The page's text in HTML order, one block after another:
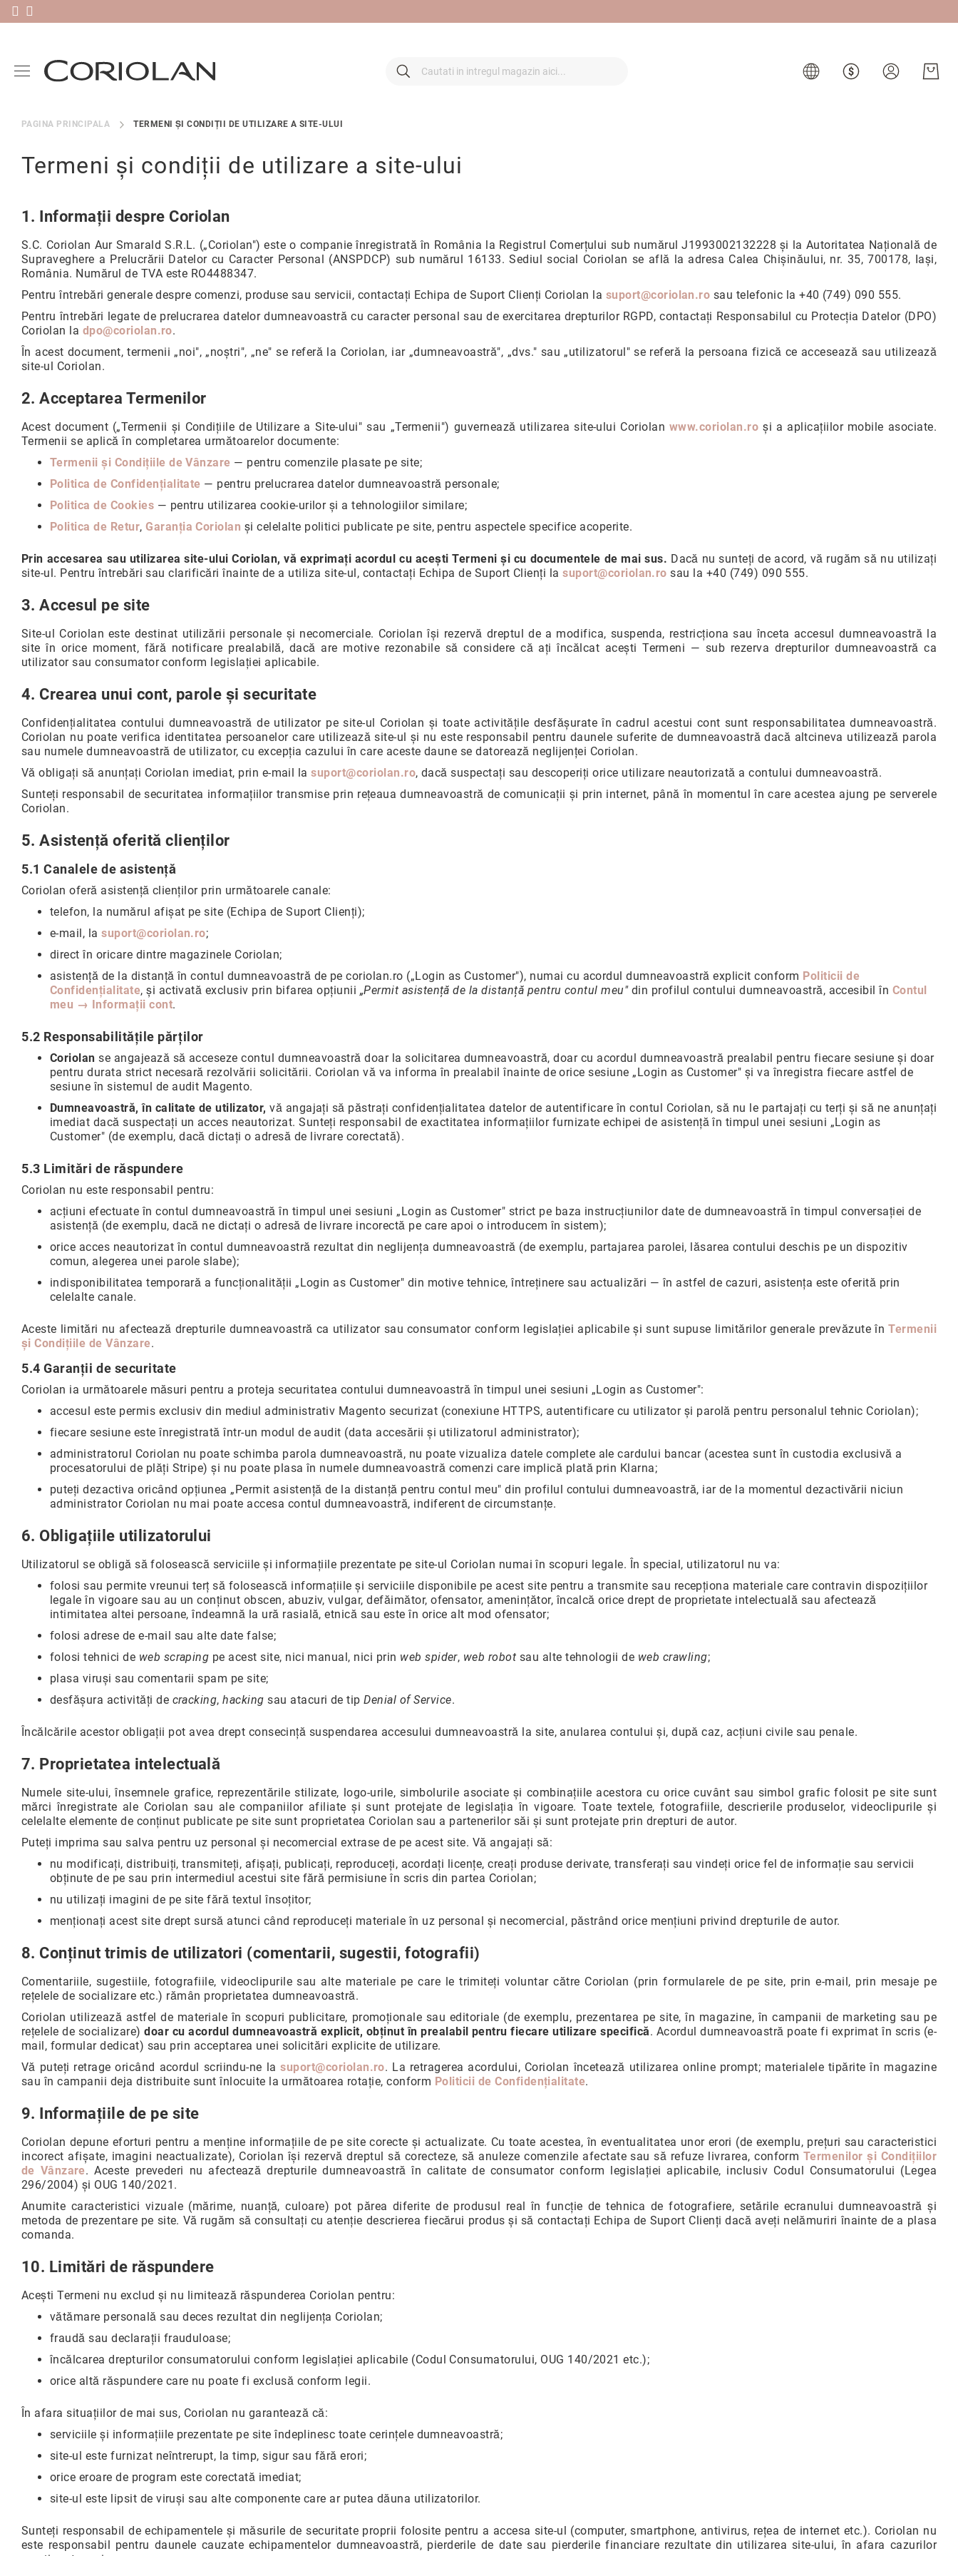
Cautare
Cautare
N
u
V
ri
g
h
e
t
e
I
n
e
e
e
l
ij
u
e
i
+40
(749)
555
Magazine
Coriolan
Live
Shopping
Reselleri
C
ti
&
c
PAGINA PRINCIPALA TERMENI ȘI CONDIȚII DE UTILIZARE A SITE-ULUI
Termeni și condiții de utilizare a site-ului
1. Informații despre Coriolan
S.C. Coriolan Aur Smarald S.R.L. („Coriolan") este o companie înregistrată în România la Registrul Comerțului sub numărul J1993002132228 și la Autoritatea Națională de
Supraveghere a Prelucrării Datelor cu Caracter Personal (ANSPDCP) sub numărul 16133. Sediul social Coriolan se află la adresa Calea Chișinăului, nr. 35, 700178, Iași,
România. Numărul de TVA este RO4488347.
Pentru întrebări generale despre comenzi, produse sau servicii, contactați Echipa de Suport Clienți Coriolan la suport@coriolan.ro sau telefonic la +40 (749) 090 555.
Pentru întrebări legate de prelucrarea datelor dumneavoastră cu caracter personal sau de exercitarea drepturilor RGPD, contactați Responsabilul cu Protecția Datelor (DPO)
Coriolan la dpo@coriolan.ro.
În acest document, termenii „noi", „noștri", „ne" se referă la Coriolan, iar „dumneavoastră", „dvs." sau „utilizatorul" se referă la persoana fizică ce accesează sau utilizează
site-ul Coriolan.
2. Acceptarea Termenilor
Acest document („Termenii și Condițiile de Utilizare a Site-ului" sau „Termenii") guvernează utilizarea site-ului Coriolan www.coriolan.ro și a aplicațiilor mobile asociate.
Termenii se aplică în completarea următoarelor documente:
Termenii și Condițiile de Vânzare — pentru comenzile plasate pe site;
Politica de Confidențialitate — pentru prelucrarea datelor dumneavoastră personale;
Politica de Cookies — pentru utilizarea cookie-urilor și a tehnologiilor similare;
Politica de Retur,Garanția Coriolan și celelalte politici publicate pe site, pentru aspectele specifice acoperite.
Prin accesarea sau utilizarea site-ului Coriolan, vă exprimați acordul cu acești Termeni și cu documentele de mai sus. Dacă nu sunteți de acord, vă rugăm să nu utilizați
site-ul. Pentru întrebări sau clarificări înainte de a utiliza site-ul, contactați Echipa de Suport Clienți lasuport@coriolan.ro sau la +40 (749) 090 555.
3. Accesul pe site
Site-ul Coriolan este destinat utilizării personale și necomerciale. Coriolan își rezervă dreptul de a modifica, suspenda, restricționa sau înceta accesul dumneavoastră la
site în orice moment, fără notificare prealabilă, dacă are motive rezonabile să considere că ați încălcat acești Termeni — sub rezerva drepturilor dumneavoastră ca
utilizator sau consumator conform legislației aplicabile.
4. Crearea unui cont, parole și securitate
Confidențialitatea contului dumneavoastră de utilizator pe site-ul Coriolan și toate activitățile desfășurate în cadrul acestui cont sunt responsabilitatea dumneavoastră.
Coriolan nu poate verifica identitatea persoanelor care utilizează site-ul și nu este responsabil pentru daunele suferite de dumneavoastră dacă altcineva utilizează parola
sau numele dumneavoastră de utilizator, cu excepția cazului în care aceste daune se datorează neglijenței Coriolan.
Vă obligați să anunțați Coriolan imediat, prin e-mail lasuport@coriolan.ro, dacă suspectați sau descoperiți orice utilizare neautorizată a contului dumneavoastră.
Sunteți responsabil de securitatea informațiilor transmise prin rețeaua dumneavoastră de comunicații și prin internet, până în momentul în care acestea ajung pe serverele
Coriolan.
5. Asistență oferită clienților
5.1 Canalele de asistență
Coriolan oferă asistență clienților prin următoarele canale:
telefon, la numărul afișat pe site (Echipa de Suport Clienți);
e-mail, lasuport@coriolan.ro;
direct în oricare dintre magazinele Coriolan;
asistență de la distanță în contul dumneavoastră de pe coriolan.ro („Login as Customer"), numai cu acordul dumneavoastră explicit conform Politicii de
Confidențialitate, și activată exclusiv prin bifarea opțiunii „Permit asistență de la distanță pentru contul meu"din profilul contului dumneavoastră, accesibil în Contul
meu → Informații cont.
5.2 Responsabilitățile părților
Coriolan se angajează să acceseze contul dumneavoastră doar la solicitarea dumneavoastră, doar cu acordul dumneavoastră prealabil pentru fiecare sesiune și doar
pentru durata strict necesară rezolvării solicitării. Coriolan vă va informa în prealabil înainte de orice sesiune „Login as Customer" și va înregistra fiecare astfel de
sesiune în sistemul de audit Magento.
Dumneavoastră, în calitate de utilizator, vă angajați să păstrați confidențialitatea datelor de autentificare în contul Coriolan, să nu le partajați cu terți și să ne anunțați
imediat dacă suspectați un acces neautorizat. Sunteți responsabil de exactitatea informațiilor furnizate echipei de asistență în timpul unei sesiuni „Login as
Customer" (de exemplu, dacă dictați o adresă de livrare corectată).
5.3 Limitări de răspundere
Coriolan nu este responsabil pentru:
acțiuni efectuate în contul dumneavoastră în timpul unei sesiuni „Login as Customer" strict pe baza instrucțiunilor date de dumneavoastră în timpul conversației de
asistență (de exemplu, dacă ne dictați o adresă de livrare incorectă pe care apoi o introducem în sistem);
orice acces neautorizat în contul dumneavoastră rezultat din neglijența dumneavoastră (de exemplu, partajarea parolei, lăsarea contului deschis pe un dispozitiv
comun, alegerea unei parole slabe);
indisponibilitatea temporară a funcționalității „Login as Customer" din motive tehnice, întreținere sau actualizări — în astfel de cazuri, asistența este oferită prin
celelalte canale.
Aceste limitări nu afectează drepturile dumneavoastră ca utilizator sau consumator conform legislației aplicabile și sunt supuse limitărilor generale prevăzute înTermenii
și Condițiile de Vânzare.
5.4 Garanții de securitate
Coriolan ia următoarele măsuri pentru a proteja securitatea contului dumneavoastră în timpul unei sesiuni „Login as Customer":
accesul este permis exclusiv din mediul administrativ Magento securizat (conexiune HTTPS, autentificare cu utilizator și parolă pentru personalul tehnic Coriolan);
fiecare sesiune este înregistrată într-un modul de audit (data accesării și utilizatorul administrator);
administratorul Coriolan nu poate schimba parola dumneavoastră, nu poate vizualiza datele complete ale cardului bancar (acestea sunt în custodia exclusivă a
procesatorului de plăți Stripe) și nu poate plasa în numele dumneavoastră comenzi care implică plată prin Klarna;
puteți dezactiva oricând opțiunea „Permit asistență de la distanță pentru contul meu" din profilul contului dumneavoastră, iar de la momentul dezactivării niciun
administrator Coriolan nu mai poate accesa contul dumneavoastră, indiferent de circumstanțe.
6. Obligațiile utilizatorului
Utilizatorul se obligă să folosească serviciile și informațiile prezentate pe site-ul Coriolan numai în scopuri legale. În special, utilizatorul nu va:
folosi sau permite vreunui terț să folosească informațiile și serviciile disponibile pe acest site pentru a transmite sau recepționa materiale care contravin dispozițiilor
legale în vigoare sau au un conținut obscen, abuziv, vulgar, defăimător, ofensator, amenințător, încalcă orice drept de proprietate intelectuală sau afectează
intimitatea altei persoane, îndeamnă la ură rasială, etnică sau este în orice alt mod ofensator;
folosi adrese de e-mail sau alte date false;
folosi tehnici de web scraping pe acest site, nici manual, nici prin web spider, web robot sau alte tehnologii de web crawling;
plasa viruși sau comentarii spam pe site;
desfășura activități de cracking,hacking sau atacuri de tipDenial of Service.
Încălcările acestor obligații pot avea drept consecință suspendarea accesului dumneavoastră la site, anularea contului și, după caz, acțiuni civile sau penale.
7. Proprietatea intelectuală
Numele site-ului, însemnele grafice, reprezentările stilizate, logo-urile, simbolurile asociate și combinațiile acestora cu orice cuvânt sau simbol grafic folosit pe site sunt
mărci înregistrate ale Coriolan sau ale companiilor afiliate și sunt protejate de legislația în vigoare. Toate textele, fotografiile, descrierile produselor, videoclipurile și
celelalte elemente de conținut publicate pe site sunt proprietatea Coriolan sau a partenerilor săi și sunt protejate prin drepturi de autor.
Puteți imprima sau salva pentru uz personal și necomercial extrase de pe acest site. Vă angajați să:
nu modificați, distribuiți, transmiteți, afișați, publicați, reproduceți, acordați licențe, creați produse derivate, transferați sau vindeți orice fel de informație sau servicii
obținute de pe sau prin intermediul acestui site fără permisiune în scris din partea Coriolan;
nu utilizați imagini de pe site fără textul însoțitor;
menționați acest site drept sursă atunci când reproduceți materiale în uz personal și necomercial, păstrând orice mențiuni privind drepturile de autor.
8. Conținut trimis de utilizatori (comentarii, sugestii, fotografii)
Comentariile, sugestiile, fotografiile, videoclipurile sau alte materiale pe care le trimiteți voluntar către Coriolan (prin formularele de pe site, prin e-mail, prin mesaje pe
rețelele de socializare etc.) rămân proprietatea dumneavoastră.
Coriolan utilizează astfel de materiale în scopuri publicitare, promoționale sau editoriale (de exemplu, prezentarea pe site, în magazine, în campanii de marketing sau pe
rețelele de socializare)doar cu acordul dumneavoastră explicit, obținut în prealabil pentru fiecare utilizare specifică. Acordul dumneavoastră poate fi exprimat în scris (e-
mail, formular dedicat) sau prin acceptarea unei solicitări explicite de utilizare.
Vă puteți retrage oricând acordul scriindu-ne lasuport@coriolan.ro. La retragerea acordului, Coriolan încetează utilizarea online prompt; materialele tipărite în magazine
sau în campanii deja distribuite sunt înlocuite la următoarea rotație, conform Politicii de Confidențialitate.
9. Informațiile de pe site
Coriolan depune eforturi pentru a menține informațiile de pe site corecte și actualizate. Cu toate acestea, în eventualitatea unor erori (de exemplu, prețuri sau caracteristici
incorect afișate, imagini neactualizate), Coriolan își rezervă dreptul să corecteze, să anuleze comenzile afectate sau să refuze livrarea, conform Termenilor și Condițiilor
de Vânzare. Aceste prevederi nu afectează drepturile dumneavoastră în calitate de consumator conform legislației aplicabile, inclusiv Codul Consumatorului (Legea
296/2004) și OUG 140/2021.
Anumite caracteristici vizuale (mărime, nuanță, culoare) pot părea diferite de produsul real în funcție de tehnica de fotografiere, setările ecranului dumneavoastră și
metoda de prezentare pe site. Vă rugăm să consultați cu atenție descrierea fiecărui produs și să contactați Echipa de Suport Clienți dacă aveți nelămuriri înainte de a plasa
comanda.
10. Limitări de răspundere
Acești Termeni nu exclud și nu limitează răspunderea Coriolan pentru:
vătămare personală sau deces rezultat din neglijența Coriolan;
fraudă sau declarații frauduloase;
încălcarea drepturilor consumatorului conform legislației aplicabile (Codul Consumatorului, OUG 140/2021 etc.);
orice altă răspundere care nu poate fi exclusă conform legii.
În afara situațiilor de mai sus, Coriolan nu garantează că:
serviciile și informațiile prezentate pe site îndeplinesc toate cerințele dumneavoastră;
site-ul este furnizat neîntrerupt, la timp, sigur sau fără erori;
orice eroare de program este corectată imediat;
site-ul este lipsit de viruși sau alte componente care ar putea dăuna utilizatorilor.
Sunteți responsabil de echipamentele și măsurile de securitate proprii folosite pentru a accesa site-ul (computer, smartphone, antivirus, rețea de internet etc.). Coriolan nu
este responsabil pentru daunele cauzate echipamentelor dumneavoastră, pierderile de date sau pierderile financiare rezultate din utilizarea site-ului, în afara cazurilor